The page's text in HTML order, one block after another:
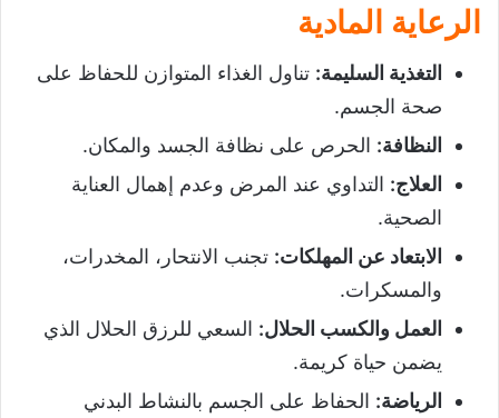
الرعاية المادية
التغذية السليمة: تناول الغذاء المتوازن للحفاظ على
صحة الجسم.
النظافة: الحرص على نظافة الجسد والمكان.
العلاج: التداوي عند المرض وعدم إهمال العناية
الصحية.
الابتعاد عن المهلكات: تجنب الانتحار، المخدرات،
والمسكرات.
العمل والكسب الحلال: السعي للرزق الحلال الذي
يضمن حياة كريمة.
الرياضة: الحفاظ على الجسم بالنشاط البدني